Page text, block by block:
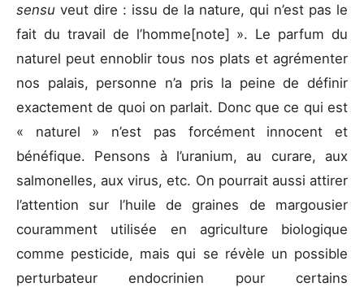
sensu veut dire : issu de la nature, qui n’est pas le
fait du travail de l’homme[note] ». Le parfum du
naturel peut ennoblir tous nos plats et agrémenter
nos palais, personne n’a pris la peine de définir
exactement de quoi on parlait. Donc que ce qui est
« naturel » n’est pas forcément innocent et
bénéfique. Pensons à l’uranium, au curare, aux
salmonelles, aux virus, etc. On pourrait aussi attirer
l’attention sur l’huile de graines de margousier
couramment utilisée en agriculture biologique
comme pesticide, mais qui se révèle un possible
perturbateur endocrinien pour certains